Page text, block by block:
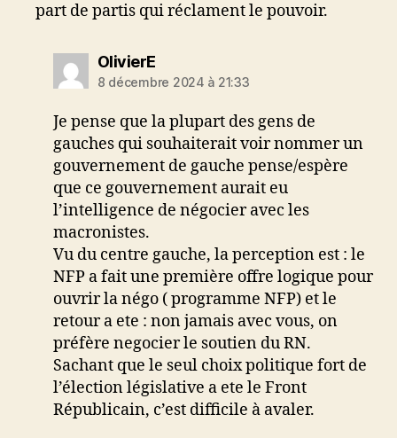
part de partis qui réclament le pouvoir.
OlivierEdit :
8 décembre 2024 à 21:33
Je pense que la plupart des gens de
gauches qui souhaiterait voir nommer un
gouvernement de gauche pense/espère
que ce gouvernement aurait eu
l’intelligence de négocier avec les
macronistes.
Vu du centre gauche, la perception est : le
NFP a fait une première offre logique pour
ouvrir la négo ( programme NFP) et le
retour a ete : non jamais avec vous, on
préfère negocier le soutien du RN.
Sachant que le seul choix politique fort de
l’élection législative a ete le Front
Républicain, c’est difficile à avaler.